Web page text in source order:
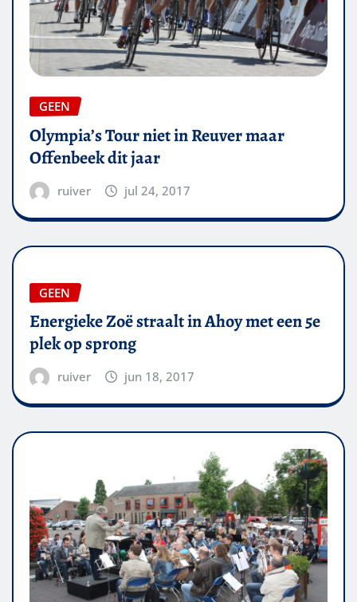
GEEN
Olympia’s Tour niet in Reuver maar
Offenbeek dit jaar
ruiver jul 24, 2017
GEEN
Energieke Zoë straalt in Ahoy met een 5e
plek op sprong
ruiver jun 18, 2017